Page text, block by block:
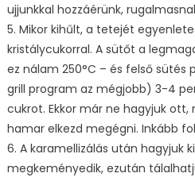
ujjunkkal hozzáérünk,
5. Mikor kihűlt, a tetejét
kristálycukorral. A sütőt a
ez nálam 250°C – és felső sütés
grill program az mégjobb) 3-4
cukrot. Ekkor már ne hagyjuk
hamar elkezd megégni. Inkább
6. A karamellizálás után hagyjuk
megkeményedik, ezután